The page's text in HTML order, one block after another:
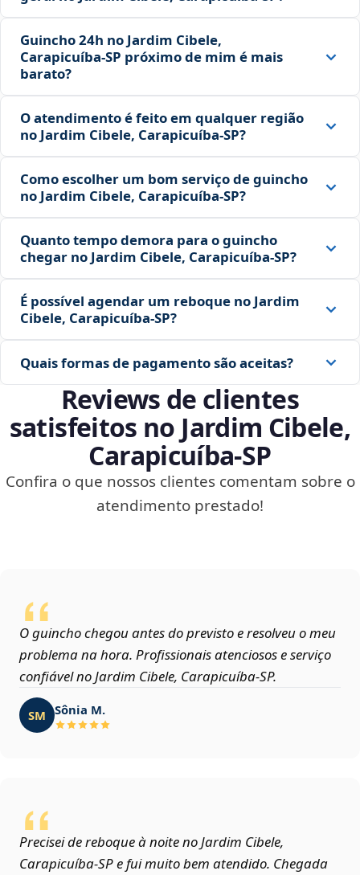
Guincho 24h no Jardim Cibele,
Carapicuíba‑SP próximo de mim é mais
barato?
O atendimento é feito em qualquer região
no Jardim Cibele, Carapicuíba‑SP?
Como escolher um bom serviço de guincho
no Jardim Cibele, Carapicuíba‑SP?
Quanto tempo demora para o guincho
chegar no Jardim Cibele, Carapicuíba‑SP?
É possível agendar um reboque no Jardim
Cibele, Carapicuíba‑SP?
Quais formas de pagamento são aceitas?
Reviews de clientes
satisfeitos no Jardim Cibele,
Carapicuíba‑SP
Confira o que nossos clientes comentam sobre o
atendimento prestado!
O guincho chegou antes do previsto e resolveu o meu
problema na hora. Profissionais atenciosos e serviço
confiável no Jardim Cibele, Carapicuíba‑SP.
SM Sônia M.
Precisei de reboque à noite no Jardim Cibele,
Carapicuíba‑SP e fui muito bem atendido. Chegada